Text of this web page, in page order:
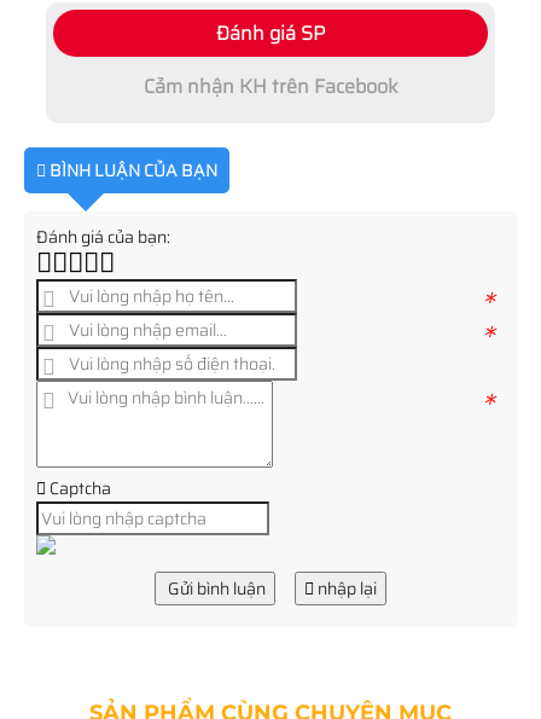
Đánh giá SP
Cảm nhận KH trên Facebook
BÌNH LUẬN CỦA BẠN
Đánh giá của bạn:
*
*
*
Captcha
Gửi bình luận nhập lại
SẢN PHẨM CÙNG CHUYÊN MỤC